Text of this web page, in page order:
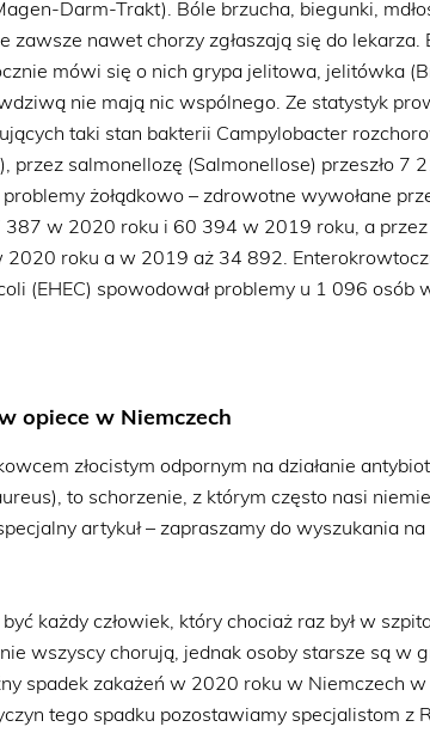
Darm-Trakt). Bóle brzucha, biegunki,
zawsze nawet chorzy zgłaszają się do
mówi się o nich grypa jelitowa, jelitówka
nie mają nic wspólnego. Ze statystyk
taki stan bakterii Campylobacter
przez salmonellozę (Salmonellose) przeszło 7
żołądkowo – zdrowotne wywołane
387 w 2020 roku i 60 394 w 2019 roku, a
roku a w 2019 aż 34 892.
(EHEC) spowodował problemy u 1 096
opiece w Niemczech
złocistym odpornym na działanie
to schorzenie, z którym często nasi
artykuł – zapraszamy do wyszukania
każdy człowiek, który chociaż raz był w
wszyscy chorują, jednak osoby starsze są w
spadek zakażeń w 2020 roku w Niemczech
tego spadku pozostawiamy specjalistom z